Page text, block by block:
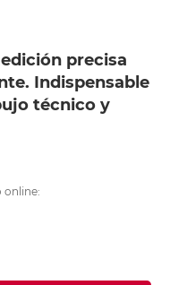
precisa
Indispensable
técnico y
online: